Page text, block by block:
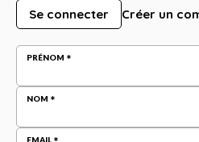
Se connecter Créer un
PRÉNOM
NOM
EMAIL